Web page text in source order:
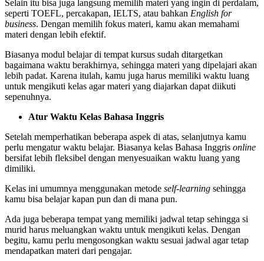
Selain itu bisa juga langsung memilih materi yang ingin di perdalam,
seperti TOEFL, percakapan, IELTS, atau bahkan English for
business. Dengan memilih fokus materi, kamu akan memahami
materi dengan lebih efektif.
Biasanya modul belajar di tempat kursus sudah ditargetkan
bagaimana waktu berakhirnya, sehingga materi yang dipelajari akan
lebih padat. Karena itulah, kamu juga harus memiliki waktu luang
untuk mengikuti kelas agar materi yang diajarkan dapat diikuti
sepenuhnya.
Atur Waktu Kelas Bahasa Inggris
Setelah memperhatikan beberapa aspek di atas, selanjutnya kamu
perlu mengatur waktu belajar. Biasanya kelas Bahasa Inggris online
bersifat lebih fleksibel dengan menyesuaikan waktu luang yang
dimiliki.
Kelas ini umumnya menggunakan metode self-learning sehingga
kamu bisa belajar kapan pun dan di mana pun.
Ada juga beberapa tempat yang memiliki jadwal tetap sehingga si
murid harus meluangkan waktu untuk mengikuti kelas. Dengan
begitu, kamu perlu mengosongkan waktu sesuai jadwal agar tetap
mendapatkan materi dari pengajar.